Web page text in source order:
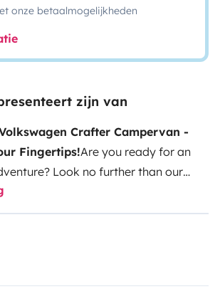
onze betaalmogelijkheden
zijn van
Crafter Campervan -
Fingertips!Are you ready for an
Look no further than our
designed to take you to new
Our van, built in the summer of 2023, is
L2H2 model (5.90 meters long, 2.70